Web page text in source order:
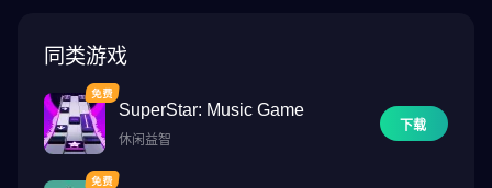
同类游戏
SuperStar: Music Game
休闲益智
下载